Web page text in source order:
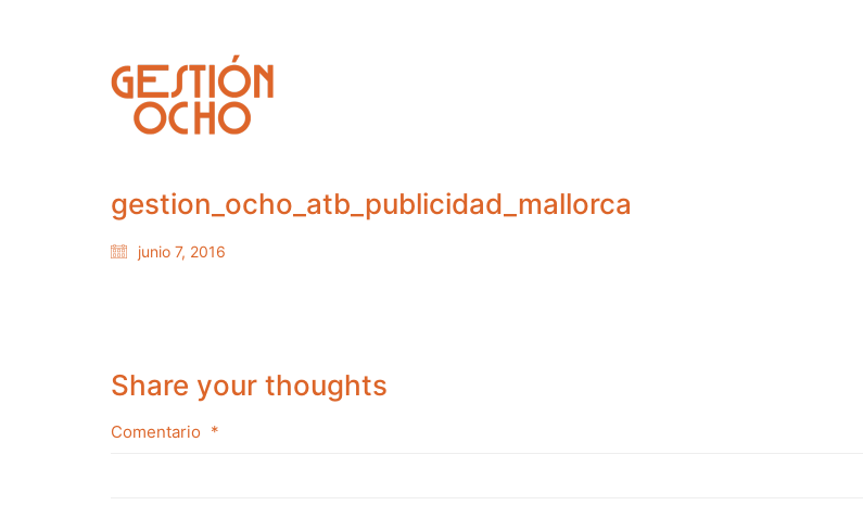
gestion_ocho_atb_publicidad_mallorca
junio 7, 2016
Share your thoughts
Comentario *